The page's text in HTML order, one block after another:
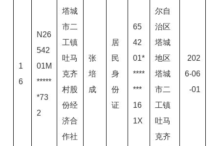
1
6
N26
542
01M
*****
*73
2
塔城
市二
工镇
吐马
克齐
村股
份经
济合
作社
张
培
成
居
民
身
份
证
65
42
01*
****
***
16
1X
尔自
治区
塔城
地区
塔城
市二
工镇
吐马
克齐
202
6-06
-01